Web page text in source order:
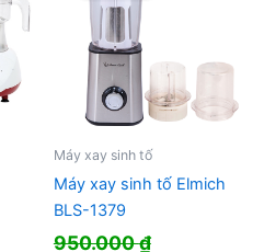
Máy xay sinh tố
Máy xay sinh tố Elmich
BLS-1379
950.000₫